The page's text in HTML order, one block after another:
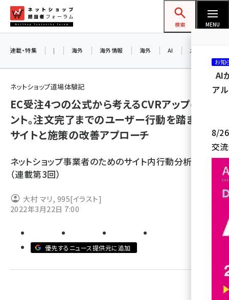
ン
ネットショップ担当者フォーラム
検索 MENU
amazon (2246)
yahoo (1900)
ecbeing (1207)
base (1071)
revico (739)
連載・特集 | 海外 海外情報 海外 AI メタバース
ネットショップ道場体験記
EC受注4つの公式から考えるCVRアップのヒ
ント。注文完了までのユーザー行動を踏まえた
サイトと施策の改善アプローチ
ネットショップ事業者のためのサイト内行動分析入門
（連載第3回）
大村 マリ , 995[イラスト]
2022年3月22日 7:00
優先するニュース提供元に追加
お知
AI
ア
8/26
交